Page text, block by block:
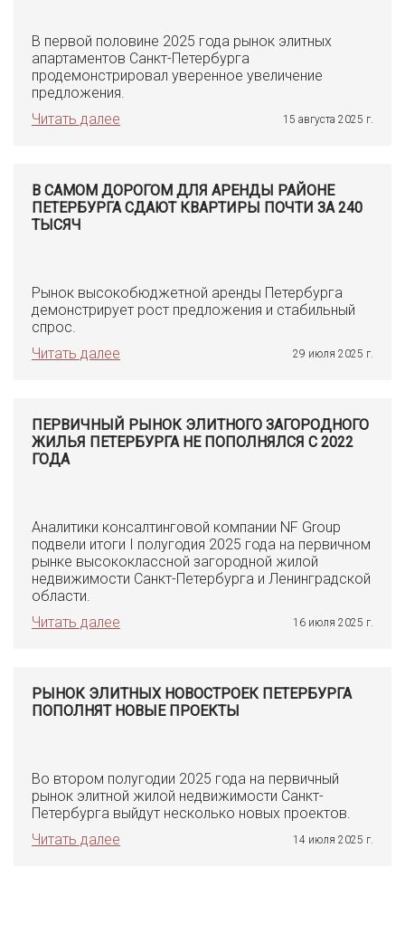
В первой половине 2025 года рынок элитных
апартаментов Санкт-Петербурга
продемонстрировал уверенное увеличение
предложения.
Читать далее
15 августа 2025 г.
В САМОМ ДОРОГОМ ДЛЯ АРЕНДЫ РАЙОНЕ
ПЕТЕРБУРГА СДАЮТ КВАРТИРЫ ПОЧТИ ЗА 240
ТЫСЯЧ
Рынок высокобюджетной аренды Петербурга
демонстрирует рост предложения и стабильный
спрос.
Читать далее
29 июля 2025 г.
ПЕРВИЧНЫЙ РЫНОК ЭЛИТНОГО ЗАГОРОДНОГО
ЖИЛЬЯ ПЕТЕРБУРГА НЕ ПОПОЛНЯЛСЯ С 2022
ГОДА
Аналитики консалтинговой компании NF Group
подвели итоги I полугодия 2025 года на первичном
рынке высококлассной загородной жилой
недвижимости Санкт-Петербурга и Ленинградской
области.
Читать далее
16 июля 2025 г.
РЫНОК ЭЛИТНЫХ НОВОСТРОЕК ПЕТЕРБУРГА
ПОПОЛНЯТ НОВЫЕ ПРОЕКТЫ
Во втором полугодии 2025 года на первичный
рынок элитной жилой недвижимости Санкт-
Петербурга выйдут несколько новых проектов.
Читать далее
14 июля 2025 г.